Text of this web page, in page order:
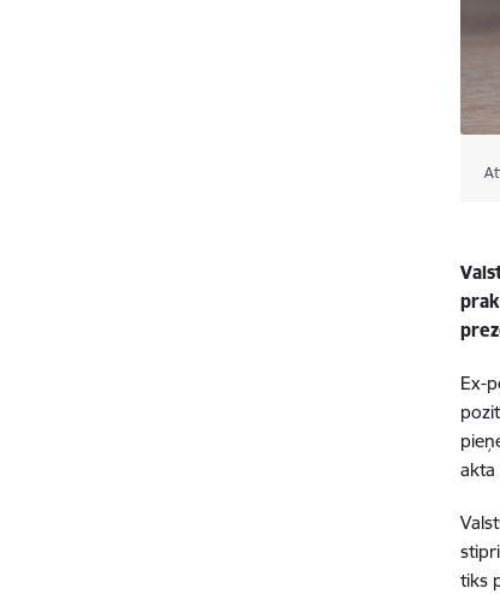
Ex-
akta
tiks